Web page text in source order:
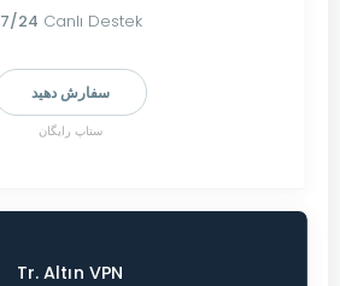
7/24 Canlı Destek
سفارش دهید
ستاپ رایگان
Tr. Altın VPN